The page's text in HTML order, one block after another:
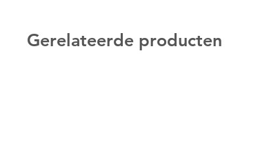
bediening: kies tussen
functie Ergonomisch ontwerp en
Gerelateerde producten